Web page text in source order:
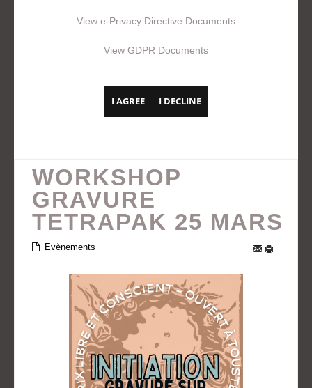
View e-Privacy Directive Documents
View GDPR Documents
I AGREE I DECLINE
WORKSHOP
GRAVURE
TETRAPAK 25 MARS
Evènements